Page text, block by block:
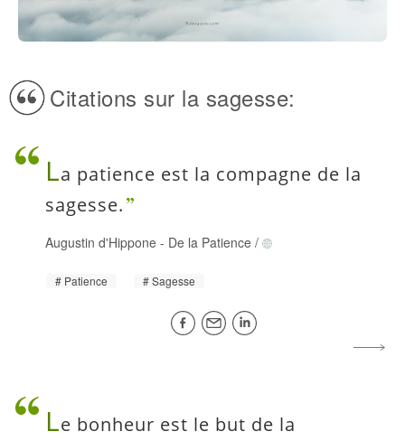
Citations sur la sagesse:
La patience est la compagne de la
sagesse.
Augustin d'Hippone - De la Patience /
Patience Sagesse
Le bonheur est le but de la